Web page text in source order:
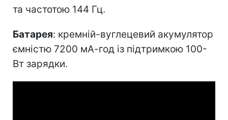
та частотою 144 Гц.
Батарея: кремній-вуглецевий акумулятор
ємністю 7200 мА-год із підтримкою 100-
Вт зарядки.